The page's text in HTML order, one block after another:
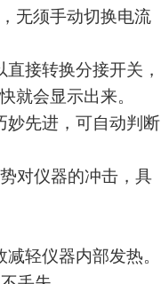
无须手动切换电流
接转换分接开关，
就会显示出来。
妙先进，可自动判断
对仪器的冲击，具
轻仪器内部发热。